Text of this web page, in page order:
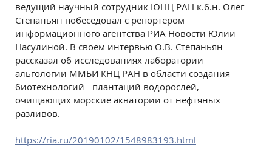
ведущий научный сотрудник ЮНЦ РАН к.б.н. Олег
Степаньян побеседовал с репортером
информационного агентства РИА Новости Юлии
Насулиной. В своем интервью О.В. Степаньян
рассказал об исследованиях лаборатории
альгологии ММБИ КНЦ РАН в области создания
биотехнологий - плантаций водорослей,
очищающих морские акватории от нефтяных
разливов.
https://ria.ru/20190102/1548983193.html